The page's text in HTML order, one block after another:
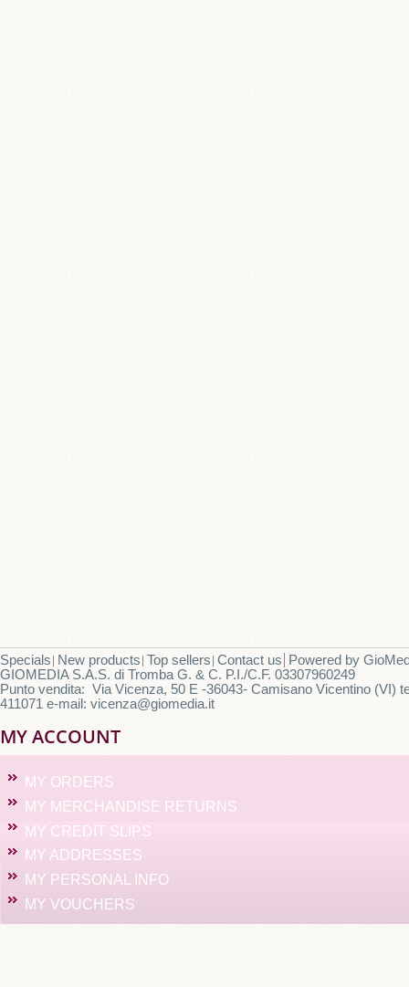
Specials New products Top sellers Contact us Powered by
GIOMEDIA S.A.S. di Tromba G. & C. P.I./C.F. 03307960249
Punto vendita: Via Vicenza, 50 E -36043- Camisano Vicentino (VI)
411071 e-mail: vicenza@giomedia.it
MY ACCOUNT
MY ORDERS
MY MERCHANDISE RETURNS
MY CREDIT SLIPS
MY ADDRESSES
MY PERSONAL INFO
MY VOUCHERS